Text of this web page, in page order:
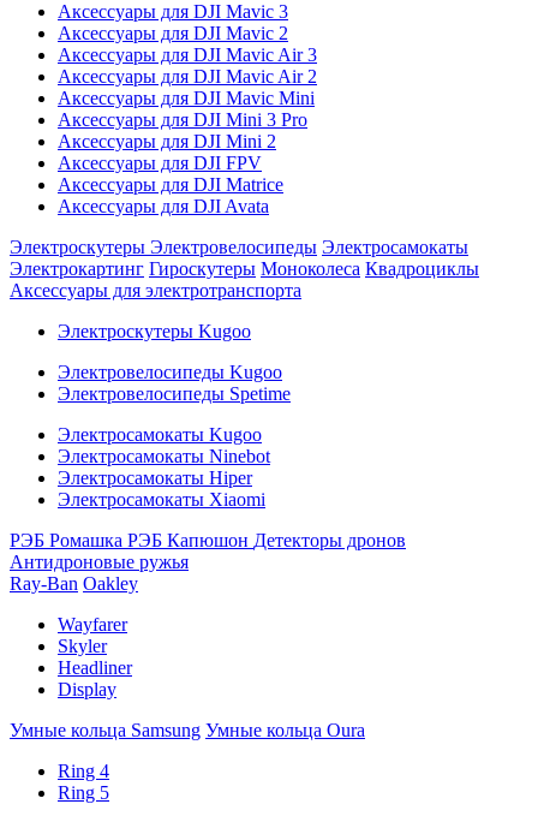
Аксессуары для DJI Mavic 3
Аксессуары для DJI Mavic 2
Аксессуары для DJI Mavic Air 3
Аксессуары для DJI Mavic Air 2
Аксессуары для DJI Mavic Mini
Аксессуары для DJI Mini 3 Pro
Аксессуары для DJI Mini 2
Аксессуары для DJI FPV
Аксессуары для DJI Matrice
Аксессуары для DJI Avata
Электроскутеры Электровелосипеды Электросамокаты
Электрокартинг Гироскутеры Моноколеса Квадроциклы
Аксессуары для электротранспорта
Электроскутеры Kugoo
Электровелосипеды Kugoo
Электровелосипеды Spetime
Электросамокаты Kugoo
Электросамокаты Ninebot
Электросамокаты Hiper
Электросамокаты Xiaomi
РЭБ Ромашка РЭБ Капюшон Детекторы дронов
Антидроновые ружья
Ray-Ban Oakley
Wayfarer
Skyler
Headliner
Display
Умные кольца Samsung Умные кольца Oura
Ring 4
Ring 5